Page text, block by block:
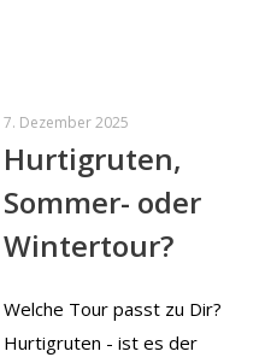
7. Dezember 2025
Hurtigruten,
Sommer- oder
Wintertour?
Welche Tour passt zu Dir?
Hurtigruten - ist es der